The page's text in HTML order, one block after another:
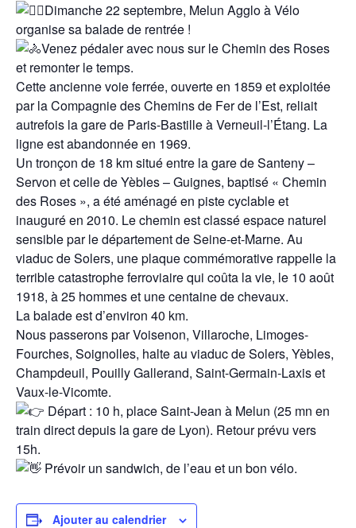
Dimanche 22 septembre, Melun Agglo à Vélo
organise sa balade de rentrée !
Venez pédaler avec nous sur le Chemin des Roses
et remonter le temps.
Cette ancienne voie ferrée, ouverte en 1859 et exploitée
par la Compagnie des Chemins de Fer de l’Est, reliait
autrefois la gare de Paris-Bastille à Verneuil-l’Étang. La
ligne est abandonnée en 1969.
Un tronçon de 18 km situé entre la gare de Santeny –
Servon et celle de Yèbles – Guignes, baptisé « Chemin
des Roses », a été aménagé en piste cyclable et
inauguré en 2010. Le chemin est classé espace naturel
sensible par le département de Seine-et-Marne. Au
viaduc de Solers, une plaque commémorative rappelle la
terrible catastrophe ferroviaire qui coûta la vie, le 10 août
1918, à 25 hommes et une centaine de chevaux.
La balade est d’environ 40 km.
Nous passerons par Voisenon, Villaroche, Limoges-
Fourches, Soignolles, halte au viaduc de Solers, Yèbles,
Champdeuil, Pouilly Gallerand, Saint-Germain-Laxis et
Vaux-le-Vicomte.
Départ : 10 h, place Saint-Jean à Melun (25 mn en
train direct depuis la gare de Lyon). Retour prévu vers
15h.
Prévoir un sandwich, de l’eau et un bon vélo.
Ajouter au calendrier